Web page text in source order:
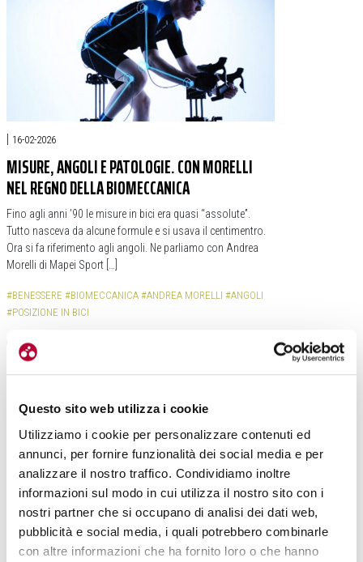
Questo sito web utilizza i cookie
Utilizziamo i cookie per personalizzare contenuti ed
annunci, per fornire funzionalità dei social media e per
analizzare il nostro traffico. Condividiamo inoltre
informazioni sul modo in cui utilizza il nostro sito con i
nostri partner che si occupano di analisi dei dati web,
pubblicità e social media, i quali potrebbero combinarle
con altre informazioni che ha fornito loro o che hanno
| 16-02-2026
MISURE, ANGOLI E PATOLOGIE. CON MORELLI
NEL REGNO DELLA BIOMECCANICA
Fino agli anni ’90 le misure in bici era quasi “assolute”.
Tutto nasceva da alcune formule e si usava il centimentro.
Ora si fa riferimento agli angoli. Ne parliamo con Andrea
Morelli di Mapei Sport […]
#BENESSERE #BIOMECCANICA #ANDREA MORELLI #ANGOLI
#POSIZIONE IN BICI